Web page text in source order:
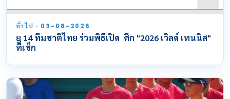
ทั่วไป · 03-08-2026
ยู 14 ทีมชาติไทย ร่วมพิธีเปิด ศึก "2026 เวิลด์ เทนนิส"
ที่เช็ก